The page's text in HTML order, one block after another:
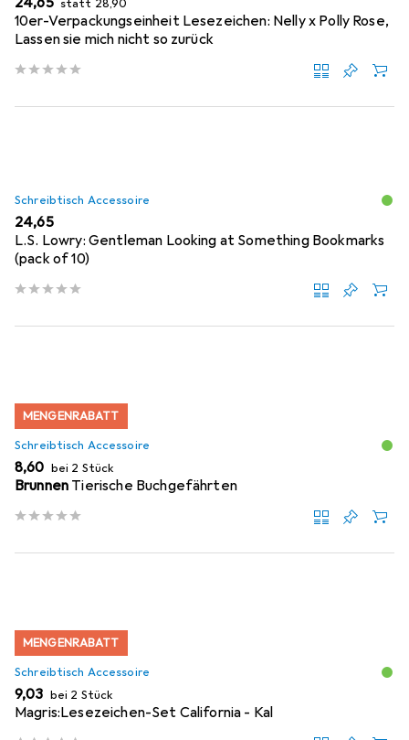
statt 28,90
10er-Verpackungseinheit Lesezeichen: Nelly x Polly Rose,
Lassen sie mich nicht so zurück
Schreibtisch Accessoire
EUR
24,65
L.S. Lowry: Gentleman Looking at Something Bookmarks
(pack of 10)
MENGENRABATT
Schreibtisch Accessoire
EUR
8,60 bei 2 Stück
Brunnen Tierische Buchgefährten
MENGENRABATT
Schreibtisch Accessoire
EUR
9,03 bei 2 Stück
Magris:Lesezeichen-Set California - Kal